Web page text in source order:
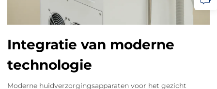
Integratie van moderne
technologie
Moderne huidverzorgingsapparaten voor het gezicht